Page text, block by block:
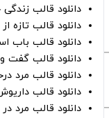
دانلود قالب
دانلود قالب تازه
دانلود قالب باب
دانلود قالب گفت
دانلود قالب مرد
دانلود قالب
دانلود قالب مرد